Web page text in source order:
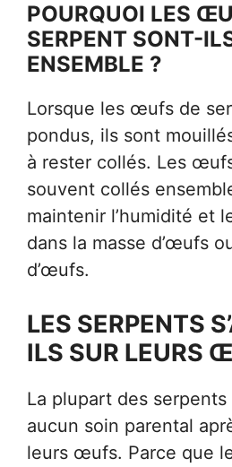
POURQUOI LES
SERPENT SONT-
ENSEMBLE ?
Lorsque les œufs de
pondus, ils sont
à rester collés. Les
souvent collés
maintenir l’humidité et
dans la masse d’œufs
d’œufs.
LES SERPENTS
ILS SUR LEURS
La plupart des
aucun soin parental
leurs œufs. Parce que